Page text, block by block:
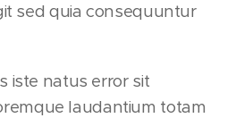
sed quia consequuntur
iste natus error sit
laudantium totam